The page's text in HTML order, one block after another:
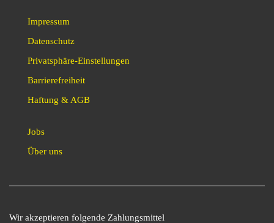
Impressum
Datenschutz
Privatsphäre-Einstellungen
Barrierefreiheit
Haftung & AGB
Jobs
Über uns
Wir akzeptieren folgende Zahlungsmittel